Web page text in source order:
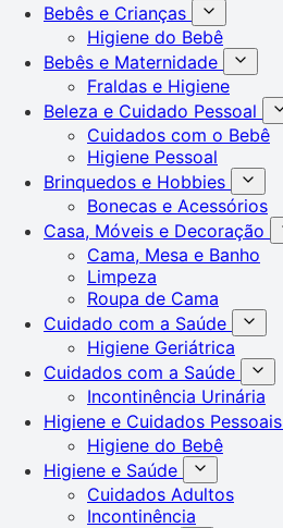
Bebês e Crianças
Higiene do Bebê
Bebês e Maternidade
Fraldas e Higiene
Beleza e Cuidado Pessoal
Cuidados com o Bebê
Higiene Pessoal
Brinquedos e Hobbies
Bonecas e Acessórios
Casa, Móveis e Decoração
Cama, Mesa e Banho
Limpeza
Roupa de Cama
Cuidado com a Saúde
Higiene Geriátrica
Cuidados com a Saúde
Incontinência Urinária
Higiene e Cuidados Pessoais
Higiene do Bebê
Higiene e Saúde
Cuidados Adultos
Incontinência